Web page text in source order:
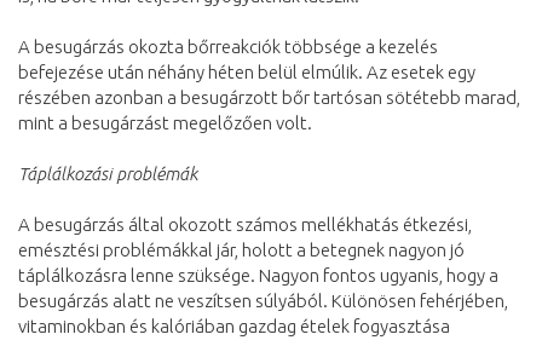
A besugárzás okozta bőrreakciók többsége a kezelés
befejezése után néhány héten belül elmúlik. Az esetek egy
részében azonban a besugárzott bőr tartósan sötétebb marad,
mint a besugárzást megelőzően volt.
Táplálkozási problémák
A besugárzás által okozott számos mellékhatás étkezési,
emésztési problémákkal jár, holott a betegnek nagyon jó
táplálkozásra lenne szüksége. Nagyon fontos ugyanis, hogy a
besugárzás alatt ne veszítsen súlyából. Különösen fehérjében,
vitaminokban és kalóriában gazdag ételek fogyasztása